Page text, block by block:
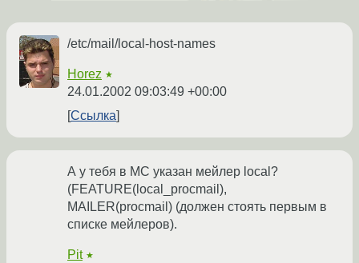
/etc/mail/local-host-names
Horez ★
24.01.2002 09:03:49 +00:00
Ссылка
А у тебя в MC указан мейлер local?
(FEATURE(local_procmail),
MAILER(procmail) (должен стоять первым в
списке мейлеров).
Pit ★